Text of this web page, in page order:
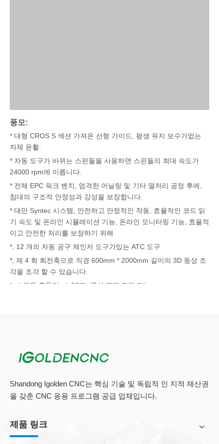
풍모:
* 대형 CROS S 섹션 가져온 선형 가이드, 평생 유지 보수가없는
자체 윤활.
* 자동 도구가 바뀌는 스핀들을 사용하면 스핀들의 최대 속도가
24000 rpm에 이릅니다.
* 전체 EPC 워크 벤치, 엄격한 어닐링 및 기타 열처리 공정 후에,
침대의 구조적 안정성과 강성을 보장합니다.
* 대만 Syntec 시스템, 안전하고 안정적인 작동, 효율적인 코드 읽
기 속도 및 온라인 시뮬레이션 기능, 온라인 모니터링 기능, 효율적
이고 안전한 처리를 보장하기 위해
*, 12 개의 자동 공구 체인저 도구가있는 ATC 도구
*, 제 4 회 회전축으로 직경 600mm * 2000mm 길이의 3D 동상 조
각을 조각 할 수 있습니다.
*. 스핀들 흔들며 +/- 90도, 곡선 표면 조각 가능
1. 금형 산업 : 조각 다양한 대형 비금속 금형은 어떤 종류의 거품
(EPS) 금형, 목조 선박 모델, 목조 모델 항공 및 다른 목재 Mould.4
큰 비금속 금형.
2.FOAM 산업 : 모든 종류의 거품 (EPS), 2D 및 3D 차원 처리를 조
3. 3 차원 : 4 개의 축이, 큰 직경 로타리가있는 경우, 광고 산업, 헝
겊 및 신발 산업을위한 3D 실린더 재료 및 금형 가공을 할 수 있습
Shandong Igolden CNC는 핵심 기술 및 독립적 인 지적 재산권
을 갖춘 CNC 응용 프로그램 공급 업체입니다.
제품 링크